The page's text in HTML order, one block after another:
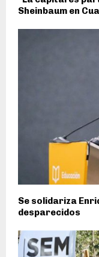
Sheinbaum en
Se solidariza
desparecidos